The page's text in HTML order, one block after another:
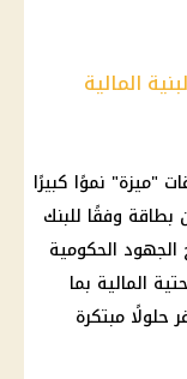
المالية
نموًا كبيرًا
حيث تجاوز عددها 40 مليون بطاقة وفقًا للبنك
الحكومية
المالية بما
حلولًا مبتكرة